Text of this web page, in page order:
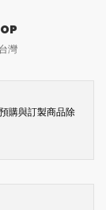
灣
購與訂製商品除